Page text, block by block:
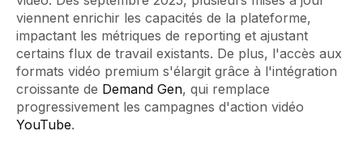
viennent enrichir les capacités de la plateforme,
impactant les métriques de reporting et ajustant
certains flux de travail existants. De plus, l'accès aux
formats vidéo premium s'élargit grâce à l'intégration
croissante de Demand Gen, qui remplace
progressivement les campagnes d'action vidéo
YouTube.